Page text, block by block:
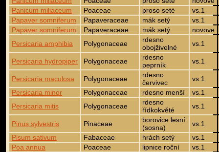
Panicum miliaceum
Poaceae proso seté
vs.1
Papaver somniferum
Papaveraceae mák setý
vs.1
Papaver somniferum
Papaveraceae mák setý
novove
Persicaria amphibia
Polygonaceae
rdesno
obojživelné
vs.1
Persicaria hydropiper Polygonaceae
rdesno
peprník
vs.1
Persicaria maculosa Polygonaceae
rdesno
červivec
vs.1
Persicaria minor
Polygonaceae rdesno menší
vs.1
Persicaria mitis
Polygonaceae
rdesno
řídkokvěté
vs.1
Pinus sylvestris Pinaceae
borovice lesní
(sosna)
vs.1
Pisum sativum
Fabaceae hrách setý
vs.1
Poa annua
Poaceae lipnice roční
vs.1